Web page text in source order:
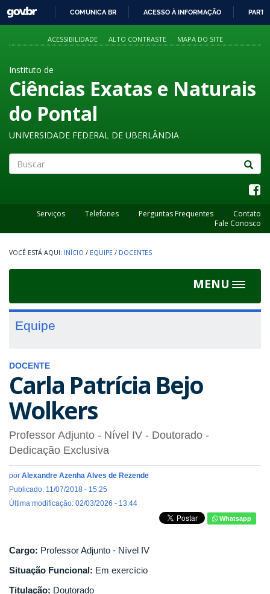
PARA
O
GOVBR
COMUNICA BR ACESSO À INFORMAÇÃO
ACESSIBILIDADE ALTO CONTRASTE MAPA DO SITE
Instituto de
Ciências Exatas e Naturais
do Pontal
UNIVERSIDADE FEDERAL DE UBERLÂNDIA
Serviços Telefones Perguntas Frequentes
Contato
Fale Conosco
INÍCIO / EQUIPE / DOCENTES
MENU
Toggle
Equipe
DOCENTE
Carla Patrícia Bejo
Wolkers
Professor Adjunto - Nível IV - Doutorado -
Dedicação Exclusiva
por Alexandre Azenha Alves de Rezende
Publicado: 11/07/2018 - 15:25
Última modificação: 02/03/2026 - 13:44
Whatsapp
Cargo: Professor Adjunto - Nível IV
Situação Funcional: Em exercício
Titulação: Doutorado